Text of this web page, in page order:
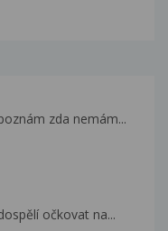
zda nemám...
očkovat na...